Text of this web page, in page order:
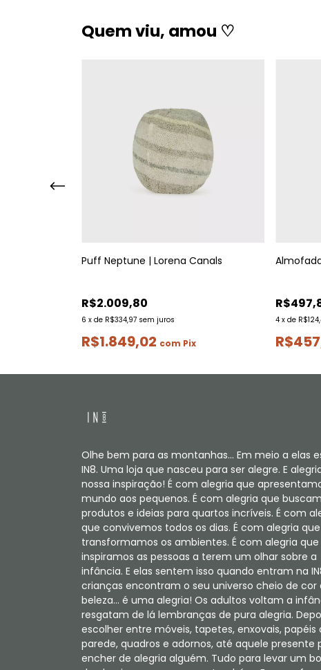
Quem viu, amou ♡
Puff Neptune | Lorena Canals
R$2.009,80
6 x de R$334,97 sem juros
R$1.849,02 com Pix
4 x de
Olhe bem para as montanhas... Em meio a elas
IN8. Uma loja que nasceu para ser alegre. E
nossa inspiração! É com alegria que
mundo aos pequenos. É com alegria que
produtos e ideias para quartos incríveis. É com
que convivemos todos os dias. É com alegria que
transformamos os ambientes. É com alegria que
inspiramos as pessoas a terem um olhar sobre a
infância. E elas sentem isso quando entram na
crianças encontram o seu universo cheio de cor
beleza... é uma alegria! Os adultos voltam a
resgatam de lá lembranças de pura alegria.
escolher entre móveis, tapetes, enxovais, papéis
parede, quadros e adornos, até aquele presente
encher de alegria alguém. Tudo para levar um